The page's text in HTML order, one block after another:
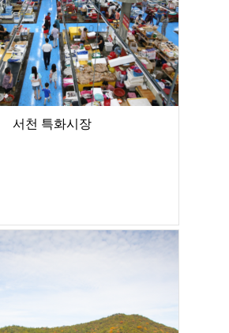
서천 특화시장